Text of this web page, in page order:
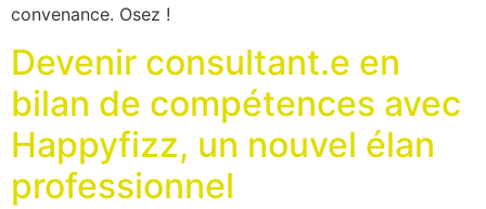
convenance. Osez !
Devenir consultant.e en
bilan de compétences avec
Happyfizz, un nouvel élan
professionnel